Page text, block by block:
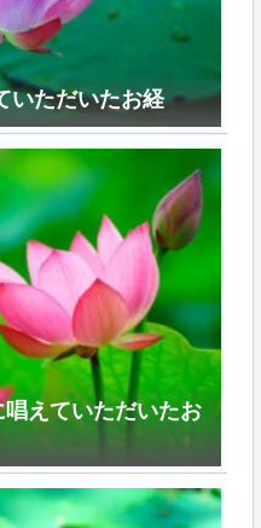
いただいたお経
えていただいたお